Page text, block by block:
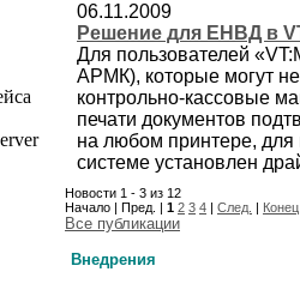
06.11.2009
Решение для ЕНВД в
Для пользователей
АРМК), которые могут
контрольно-кассовые
печати документов
на любом принтере, для
системе установлен
Новости 1 - 3 из 12
Начало | Пред. | 1 2 3 4 | След. | Конец
Все публикации
Внедрения